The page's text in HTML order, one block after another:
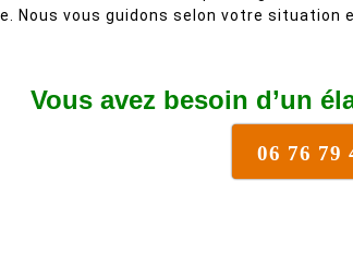
Nous vous guidons selon votre situation
Vous avez besoin d’un
06 76 79